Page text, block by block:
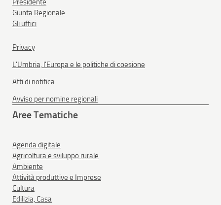
Presidente
Giunta Regionale
Gli uffici
Privacy
L'Umbria, l'Europa e le politiche di coesione
Atti di notifica
Avviso per nomine regionali
Aree Tematiche
Agenda digitale
Agricoltura e sviluppo rurale
Ambiente
Attività produttive e Imprese
Cultura
Edilizia, Casa